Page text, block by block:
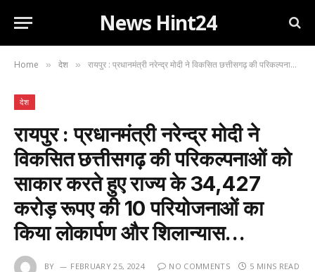
News Hint24
Home » देश » रायपुर : प्रधानमंत्री नरेन्द्र मोदी ने विकसित छत्तीसगढ़ की परिकल्पनाओं को साकार करते हुए राज्य के 34,427 करोड़ रूपए की 10 परियोजनाओं का किया लोकार्पण और शिलान्यास…
देश
रायपुर : प्रधानमंत्री नरेन्द्र मोदी ने
विकसित छत्तीसगढ़ की परिकल्पनाओं को
साकार करते हुए राज्य के 34,427
करोड़ रूपए की 10 परियोजनाओं का
किया लोकार्पण और शिलान्यास…
BY FEBRUARY 25, 2024 NO COMMENTS 5 MINS READ